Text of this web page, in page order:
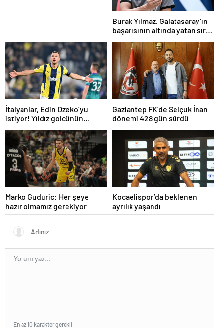
Burak Yılmaz, Galatasaray’ın
başarısının altında yatan sırrı
açıkladı
İtalyanlar, Edin Dzeko’yu
istiyor! Yıldız golcünün
Gaziantep FK’de Selçuk İnan
dönemi 428 gün sürdü
Marko Guduric: Her şeye
hazır olmamız gerekiyor
Kocaelispor’da beklenen
ayrılık yaşandı
En az 10 karakter gerekli